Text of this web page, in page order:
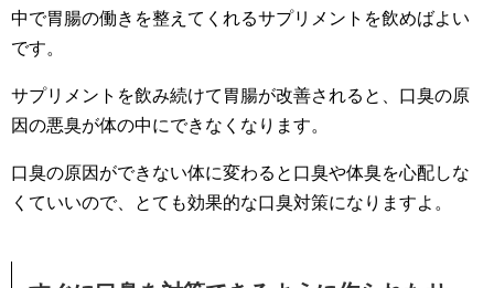
中で胃腸の働きを整えてくれるサプリメントを飲めばよい
です。
サプリメントを飲み続けて胃腸が改善されると、口臭の原
因の悪臭が体の中にできなくなります。
口臭の原因ができない体に変わると口臭や体臭を心配しな
くていいので、とても効果的な口臭対策になりますよ。